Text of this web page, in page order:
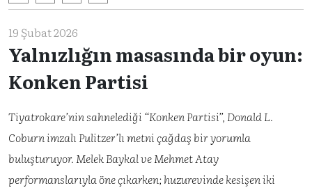
19 Şubat 2026
Yalnızlığın masasında bir oyun:
Konken Partisi
Tiyatrokare’nin sahnelediği “Konken Partisi”, Donald L.
Coburn imzalı Pulitzer’lı metni çağdaş bir yorumla
buluşturuyor. Melek Baykal ve Mehmet Atay
performanslarıyla öne çıkarken; huzurevinde kesişen iki